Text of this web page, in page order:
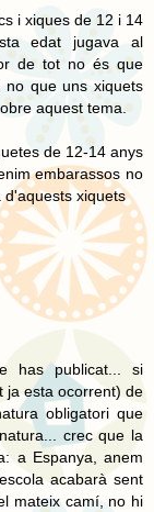
i xiques de 12 i 14
edat jugava al
de tot no és que
no que uns xiquets
aquest tema.
de 12-14 anys
embarassos no
xiquets
has publicat... si
ja esta ocorrent) de
obligatori que
crec que la
a Espanya, anem
acabarà sent
mateix camí, no hi